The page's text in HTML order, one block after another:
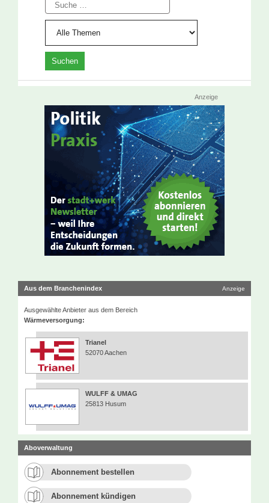
Anzeige
Aus dem Branchenindex Anzeige
Ausgewählte Anbieter aus dem Bereich
Wärmeversorgung:
Trianel
52070 Aachen
WULFF & UMAG
25813 Husum
Aboverwaltung
Abonnement bestellen
Abonnement kündigen